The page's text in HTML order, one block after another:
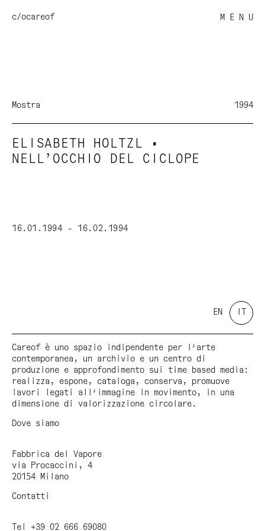
c/ocareof M E N U
Mostra 1994
ELISABETH HOLTZL •
NELL’OCCHIO DEL CICLOPE
16.01.1994 - 16.02.1994
EN
Careof è uno spazio indipendente per l'arte
contemporanea, un archivio e un centro di
produzione e approfondimento sui time based media:
realizza, espone, cataloga, conserva, promuove
lavori legati all'immagine in movimento, in una
dimensione di valorizzazione circolare.
Dove siamo
Fabbrica del Vapore
via Procaccini, 4
20154 Milano
Contatti
Tel +39 02 666 69080